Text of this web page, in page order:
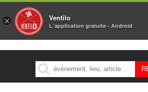
MENU
× Ventilo
L´application gratuite - Android